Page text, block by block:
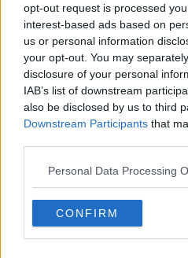
opt-out request is processed
interest-based ads based on
us or personal information
your opt-out. You may
disclosure of your personal
IAB’s list of downstream
also be disclosed by us to third
Downstream Participants that
Personal Data Processing
CONFIRM
Theo Stodiek
Redakteur
Theo ist seit 2025 Teil der
Radsportaktuell.de und
professionellen Radsport. Ein
liegt auf Liveblogs zu
bei denen er das Geschehen
Ergebnisse sowie taktische
Rennkalender.
Seine journalistische
Praktikant und später als
Gaming-Magazin EarlyGame.
Ressortjournalismus an einer